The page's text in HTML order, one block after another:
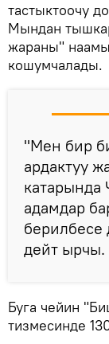
тастыктоочу
Мындан
жараны"
кошумчалады.
"Мен бир
ардактуу
катарында
адамдар
дейт ырчы.
Буга чейин
тизмесинде